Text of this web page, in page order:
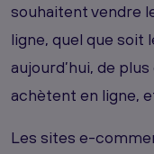
souhaitent vendre
ligne, quel que soit
aujourd’hui, de
achètent en ligne,
Les sites e-